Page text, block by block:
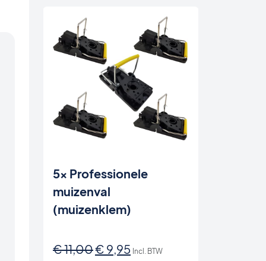
5x Professionele
muizenval
(muizenklem)
€11,00Oorspronkelijke
€ 9,95 Huidige
Incl. BTW